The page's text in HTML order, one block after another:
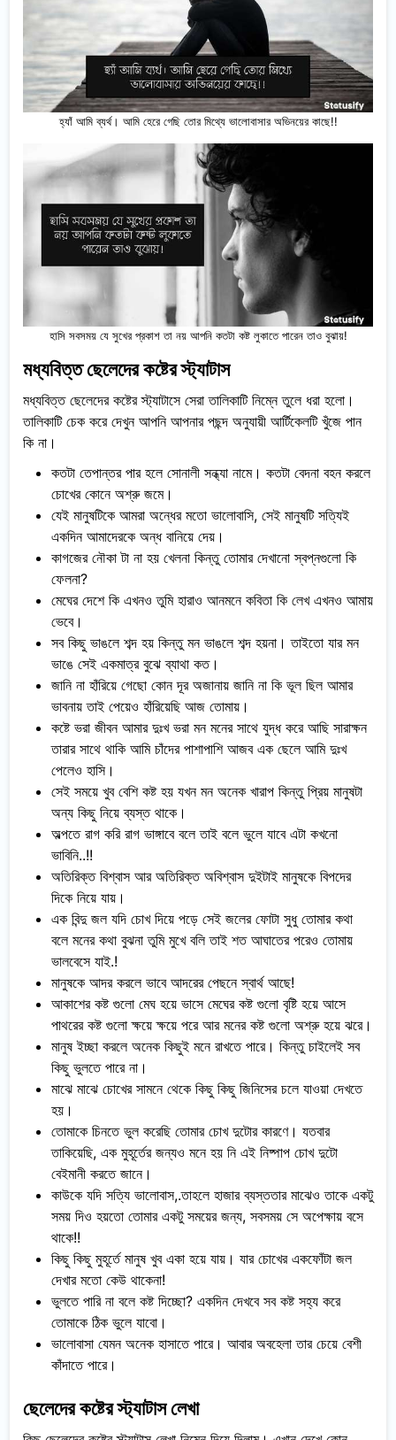
হ্যাঁ আমি ব্যর্থ। আমি হেরে গেছি তোর মিথ্যে ভালোবাসার অভিনয়ের কাছে!!
হাসি সবসময় যে সুখের প্রকাশ তা নয় আপনি কতটা কষ্ট লুকাতে পারেন তাও বুঝায়!
মধ্যবিত্ত ছেলেদের কষ্টের স্ট্যাটাস
মধ্যবিত্ত ছেলেদের কষ্টের স্ট্যাটাসে সেরা তালিকাটি নিম্নে তুলে ধরা হলো।
তালিকাটি চেক করে দেখুন আপনি আপনার পছন্দ অনুযায়ী আর্টিকেলটি খুঁজে পান
কি না।
কতটা তেপান্তর পার হলে সোনালী সন্ধ্যা নামে। কতটা বেদনা বহন করলে
চোখের কোনে অশ্রু জমে।
যেই মানুষটিকে আমরা অন্ধের মতো ভালোবাসি, সেই মানুষটি সত্যিই
একদিন আমাদেরকে অন্ধ বানিয়ে দেয়।
কাগজের নৌকা টা না হয় খেলনা কিন্তু তোমার দেখানো স্বপ্নগুলো কি
ফেলনা?
মেঘের দেশে কি এখনও তুমি হারাও আনমনে কবিতা কি লেখ এখনও আমায়
ভেবে।
সব কিছু ভাঙলে শব্দ হয় কিন্তু মন ভাঙলে শব্দ হয়না। তাইতো যার মন
ভাঙে সেই একমাত্র বুঝে ব্যাথা কত।
জানি না হাঁরিয়ে গেছো কোন দূর অজানায় জানি না কি ভূল ছিল আমার
ভাবনায় তাই পেয়েও হাঁরিয়েছি আজ তোমায়।
কষ্টে ভরা জীবন আমার দুঃখ ভরা মন মনের সাথে যুদ্ধ করে আছি সারাক্ষন
তারার সাথে থাকি আমি চাঁদের পাশাপাশি আজব এক ছেলে আমি দুঃখ
পেলেও হাসি।
সেই সময়ে খুব বেশি কষ্ট হয় যখন মন অনেক খারাপ কিন্তু প্রিয় মানুষটা
অন্য কিছু নিয়ে ব্যস্ত থাকে।
অল্পতে রাগ করি রাগ ভাঙ্গাবে বলে তাই বলে ভুলে যাবে এটা কখনো
ভাবিনি..!!
অতিরিক্ত বিশ্বাস আর অতিরিক্ত অবিশ্বাস দুইটাই মানুষকে বিপদের
দিকে নিয়ে যায়।
এক বিন্দু জল যদি চোখ দিয়ে পড়ে সেই জলের ফোটা সুধু তোমার কথা
বলে মনের কথা বুঝনা তুমি মুখে বলি তাই শত আঘাতের পরেও তোমায়
ভালবেসে যাই.!
মানুষকে আদর করলে ভাবে আদরের পেছনে স্বার্থ আছে!
আকাশের কষ্ট গুলো মেঘ হয়ে ভাসে মেঘের কষ্ট গুলো বৃষ্টি হয়ে আসে
পাথরের কষ্ট গুলো ক্ষয়ে ক্ষয়ে পরে আর মনের কষ্ট গুলো অশ্রু হয়ে ঝরে।
মানুষ ইচ্ছা করলে অনেক কিছুই মনে রাখতে পারে। কিন্তু চাইলেই সব
কিছু ভুলতে পারে না।
মাঝে মাঝে চোখের সামনে থেকে কিছু কিছু জিনিসের চলে যাওয়া দেখতে
হয়।
তোমাকে চিনতে ভুল করেছি তোমার চোখ দুটোর কারণে। যতবার
তাকিয়েছি, এক মুহূর্তের জন্যও মনে হয় নি এই নিষ্পাপ চোখ দুটো
বেইমানী করতে জানে।
কাউকে যদি সত্যি ভালোবাস,.তাহলে হাজার ব্যস্ততার মাঝেও তাকে একটু
সময় দিও হয়তো তোমার একটু সময়ের জন্য, সবসময় সে অপেক্ষায় বসে
থাকে!!
কিছু কিছু মুহূর্তে মানুষ খুব একা হয়ে যায়। যার চোখের একফোঁটা জল
দেখার মতো কেউ থাকেনা!
ভুলতে পারি না বলে কষ্ট দিচ্ছো? একদিন দেখবে সব কষ্ট সহ্য করে
তোমাকে ঠিক ভুলে যাবো।
ভালোবাসা যেমন অনেক হাসাতে পারে। আবার অবহেলা তার চেয়ে বেশী
কাঁদাতে পারে।
ছেলেদের কষ্টের স্ট্যাটাস লেখা